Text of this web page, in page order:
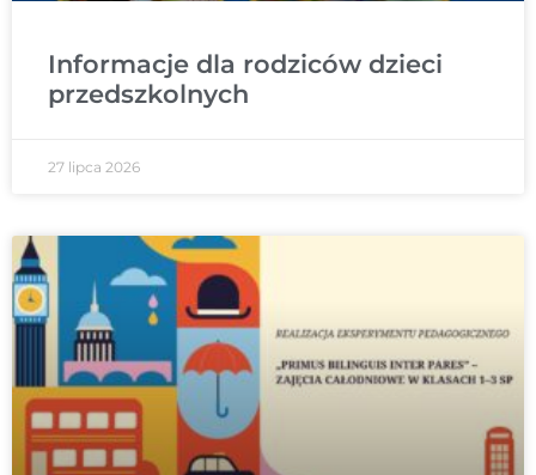
Informacje dla rodziców dzieci
przedszkolnych
27 lipca 2026